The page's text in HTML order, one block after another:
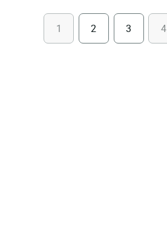
1 2 3 4